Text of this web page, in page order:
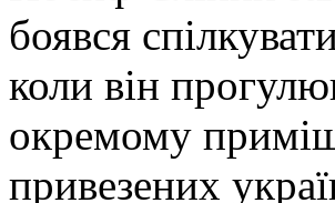
боявся
коли він
окремому
привезених